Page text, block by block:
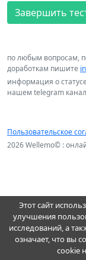
Завершить
по любым вопросам,
доработкам пишите
информация о
нашем telegram
Пользовательское
2026 Wellemo© :
Этот сайт
улучшения
исследований, а
означает, что вы
cookie